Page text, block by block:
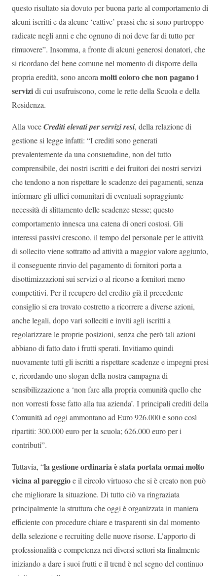
questo risultato sia dovuto per buona parte al comportamento di
alcuni iscritti e da alcune ‘cattive’ prassi che si sono purtroppo
radicate negli anni e che ognuno di noi deve far di tutto per
rimuovere”. Insomma, a fronte di alcuni generosi donatori, che
si ricordano del bene comune nel momento di disporre della
propria eredità, sono ancoramolti coloro che non pagano i
servizidi cui usufruiscono, come le rette della Scuola e della
Residenza.
Alla voceCrediti elevati per servizi resi, della relazione di
gestione si legge infatti: “I crediti sono generati
prevalentemente da una consuetudine, non del tutto
comprensibile, dei nostri iscritti e dei fruitori dei nostri servizi
che tendono a non rispettare le scadenze dei pagamenti, senza
informare gli uffici comunitari di eventuali sopraggiunte
necessità di slittamento delle scadenze stesse; questo
comportamento innesca una catena di oneri costosi. Gli
interessi passivi crescono, il tempo del personale per le attività
di sollecito viene sottratto ad attività a maggior valore aggiunto,
il conseguente rinvio del pagamento di fornitori porta a
disottimizzazioni sui servizi o al ricorso a fornitori meno
competitivi. Per il recupero del credito già il precedente
consiglio si era trovato costretto a ricorrere a diverse azioni,
anche legali, dopo vari solleciti e inviti agli iscritti a
regolarizzare le proprie posizioni, senza che però tali azioni
abbiano di fatto dato i frutti sperati. Invitiamo quindi
nuovamente tutti gli iscritti a rispettare scadenze e impegni presi
e, ricordando uno slogan della nostra campagna di
sensibilizzazione a ‘non fare alla propria comunità quello che
non vorresti fosse fatto alla tua azienda’. I principali crediti della
Comunità ad oggi ammontano ad Euro 926.000 e sono così
ripartiti: 300.000 euro per la scuola; 626.000 euro per i
contributi”.
Tuttavia, “la gestione ordinaria è stata portata ormai molto
vicina al pareggioe il circolo virtuoso che si è creato non può
che migliorare la situazione. Di tutto ciò va ringraziata
principalmente la struttura che oggi è organizzata in maniera
efficiente con procedure chiare e trasparenti sin dal momento
della selezione e recruiting delle nuove risorse. L’apporto di
professionalità e competenza nei diversi settori sta finalmente
iniziando a dare i suoi frutti e il trend è nel segno del continuo